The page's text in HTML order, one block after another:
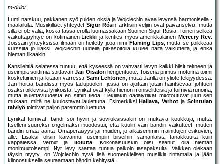
m-dulor
Lumi narskuu, pakkanen syö puiden oksia ja Wojciechin avaa levynsä harmonisella
maalailulla. Musiikilliset yhteydetSigur Rósin arktisiin veljiin ovat päivänselviä, mutta
sillä ei ole väliä, koska tässä ei olla luomassakaan Suomen Sigur Rósia. Toinen selkeä
vaikuttajayhtye on kotimainen Liekki ja kenties myös amerikkalainen Mercury Rev.
Joissain yhteyksissä ilmaan on heitetty jopa nimi Flaming Lips, mutta se poikkeaa
kurssilta jo liiaksi. Wojciechin uudella pitkäsoitolla kuulee näitä vaikutteita, ja ehkä
hieman liikaakin.
Kansilehtiä selatessa tuntuu, että kyseessä on vahvasti levyn kaikki biisit tehneen ja
useimpia soittimia soittavanJari Oisalon hengentuote. Toisena primus motorina toimii
koskettimien ja kitaran varressa Sami Lehtonen, mutta Jarilla on yliote tekijyydessä.
Jari hoitaa bändissä myös laulupuolen, jossa on ajoittain jotain häiritsevää, johtuen
osaksi tökkivistä lyriikoista. Lyriikat ovat kyllä hienon moniselitteisiä ja toimivia runoina,
mutta laulettavuudesta en sitten tiedä. Liekilläkin dadalyriikat muotoutuvat juuri sen
mukaan, miltä ne kuulostavat laulettuna. Esimerkiksi Hallava, Verhot ja Sointulan
talviyö toimivat paljon paremmin luettuna.
Lyriikat toimivat, bändi soi hyvin ja sovituksissakin on mukavia koukkuja, mutta.
Itselleni suureksi ongelmaksi muodostui, että kuulin vain bändin vaikutteet, mutten
bändin omaa ääntä. Omaperäisyys jäi muiden, jo aikaisemmin mainittujen esikuvien,
alle. Lisäksi olisin kaivannut useimpiin biiseihin samanlaista tanakkuutta kuin
kappaleissa Verhot ja
Ilotulta. Kokonaisuuskin olisi saanut olla hieman
monimuotoisempi. Nyt levy saattaa tuntua paikoin tasapaksulta. Vaikken olekaan
täysin myyty, on Wojciechin hyvä lisä suomenkielisen musiikin rintamalla ja jään
kiinnostuksella seuraamaan bändin kehitystä.